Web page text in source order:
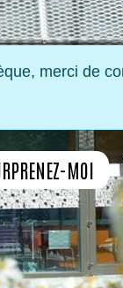
merci de
MOI